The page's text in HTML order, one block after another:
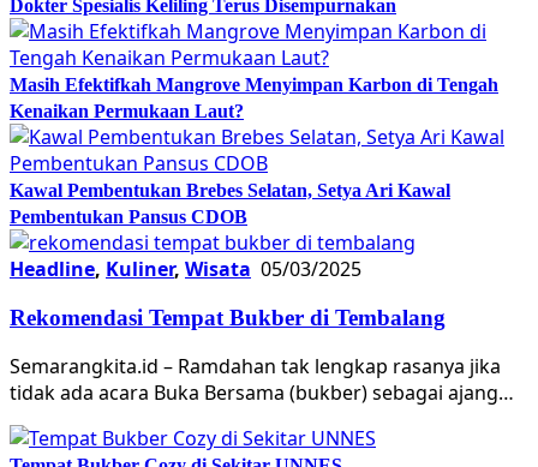
Dokter Spesialis Keliling Terus Disempurnakan
Masih Efektifkah Mangrove Menyimpan Karbon di Tengah
Kenaikan Permukaan Laut?
Kawal Pembentukan Brebes Selatan, Setya Ari Kawal
Pembentukan Pansus CDOB
Headline, Kuliner, Wisata 05/03/2025
Rekomendasi Tempat Bukber di Tembalang
Semarangkita.id – Ramdahan tak lengkap rasanya jika
tidak ada acara Buka Bersama (bukber) sebagai ajang…